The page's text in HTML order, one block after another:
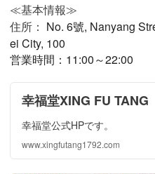
≪基本情報≫
住所： No. 6號, Nanyang
ei City, 100
営業時間：11:00～22:00
幸福堂XING FU TANG
幸福堂公式HPです。
www.xingfutang1792.com